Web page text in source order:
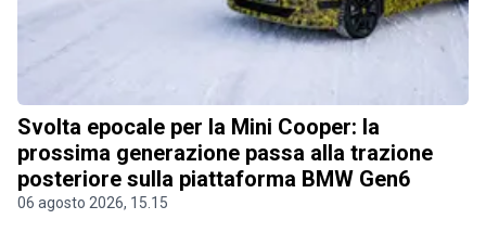
Svolta epocale per la Mini Cooper: la
prossima generazione passa alla trazione
posteriore sulla piattaforma BMW Gen6
06 agosto 2026, 15.15